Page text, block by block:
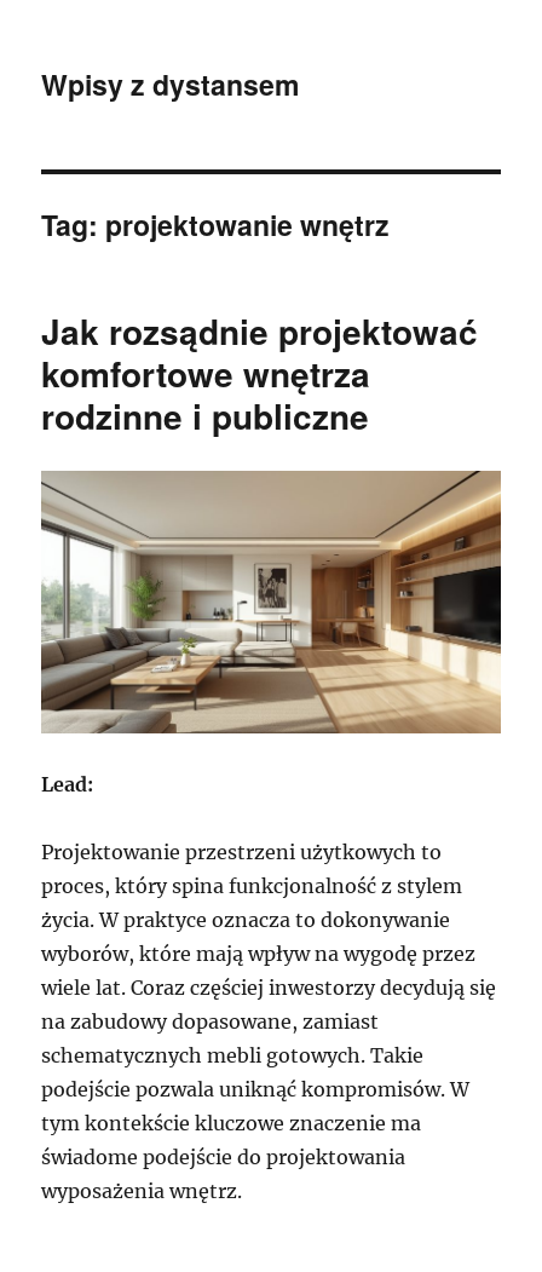
Wpisy z dystansem
Tag: projektowanie wnętrz
Jak rozsądnie projektować
komfortowe wnętrza
rodzinne i publiczne
Lead:
Projektowanie przestrzeni użytkowych to
proces, który spina funkcjonalność z stylem
życia. W praktyce oznacza to dokonywanie
wyborów, które mają wpływ na wygodę przez
wiele lat. Coraz częściej inwestorzy decydują się
na zabudowy dopasowane, zamiast
schematycznych mebli gotowych. Takie
podejście pozwala uniknąć kompromisów. W
tym kontekście kluczowe znaczenie ma
świadome podejście do projektowania
wyposażenia wnętrz.